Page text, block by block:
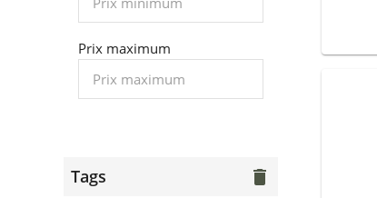
> Bottes
> Chaussures de chasse
cagoules
Prix maximum
Tags delete